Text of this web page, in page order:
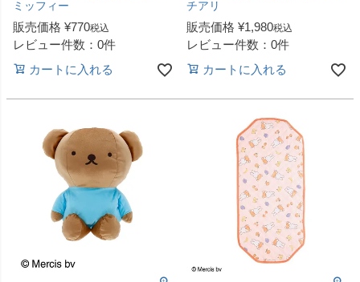
ミッフィー
販売価格 ¥770税込
レビュー件数：0件
カートに入れる
チアリ
販売価格 ¥1,980税込
レビュー件数：0件
カートに入れる